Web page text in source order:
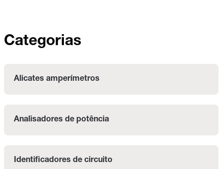
Categorias
Alicates amperímetros
Analisadores de potência
Identificadores de circuito